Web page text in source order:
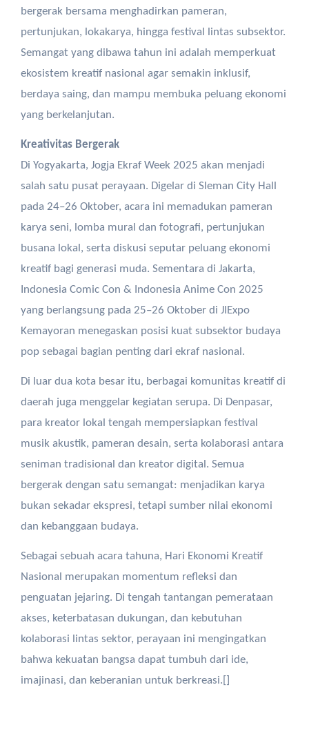
bergerak bersama menghadirkan pameran,
pertunjukan, lokakarya, hingga festival lintas subsektor.
Semangat yang dibawa tahun ini adalah memperkuat
ekosistem kreatif nasional agar semakin inklusif,
berdaya saing, dan mampu membuka peluang ekonomi
yang berkelanjutan.
Kreativitas Bergerak
Di Yogyakarta, Jogja Ekraf Week 2025 akan menjadi
salah satu pusat perayaan. Digelar di Sleman City Hall
pada 24–26 Oktober, acara ini memadukan pameran
karya seni, lomba mural dan fotografi, pertunjukan
busana lokal, serta diskusi seputar peluang ekonomi
kreatif bagi generasi muda. Sementara di Jakarta,
Indonesia Comic Con & Indonesia Anime Con 2025
yang berlangsung pada 25–26 Oktober di JIExpo
Kemayoran menegaskan posisi kuat subsektor budaya
pop sebagai bagian penting dari ekraf nasional.
Di luar dua kota besar itu, berbagai komunitas kreatif di
daerah juga menggelar kegiatan serupa. Di Denpasar,
para kreator lokal tengah mempersiapkan festival
musik akustik, pameran desain, serta kolaborasi antara
seniman tradisional dan kreator digital. Semua
bergerak dengan satu semangat: menjadikan karya
bukan sekadar ekspresi, tetapi sumber nilai ekonomi
dan kebanggaan budaya.
Sebagai sebuah acara tahuna, Hari Ekonomi Kreatif
Nasional merupakan momentum refleksi dan
penguatan jejaring. Di tengah tantangan pemerataan
akses, keterbatasan dukungan, dan kebutuhan
kolaborasi lintas sektor, perayaan ini mengingatkan
bahwa kekuatan bangsa dapat tumbuh dari ide,
imajinasi, dan keberanian untuk berkreasi.[]